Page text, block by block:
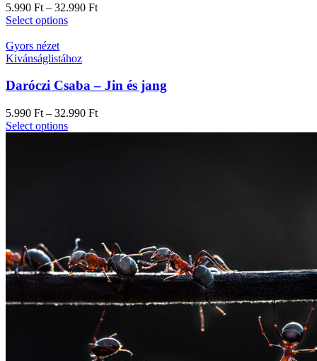
5.990 Ft – 32.990 Ft
Select options
Gyors nézet
Kivánságlistához
Daróczi Csaba – Jin és jang
5.990 Ft – 32.990 Ft
Select options